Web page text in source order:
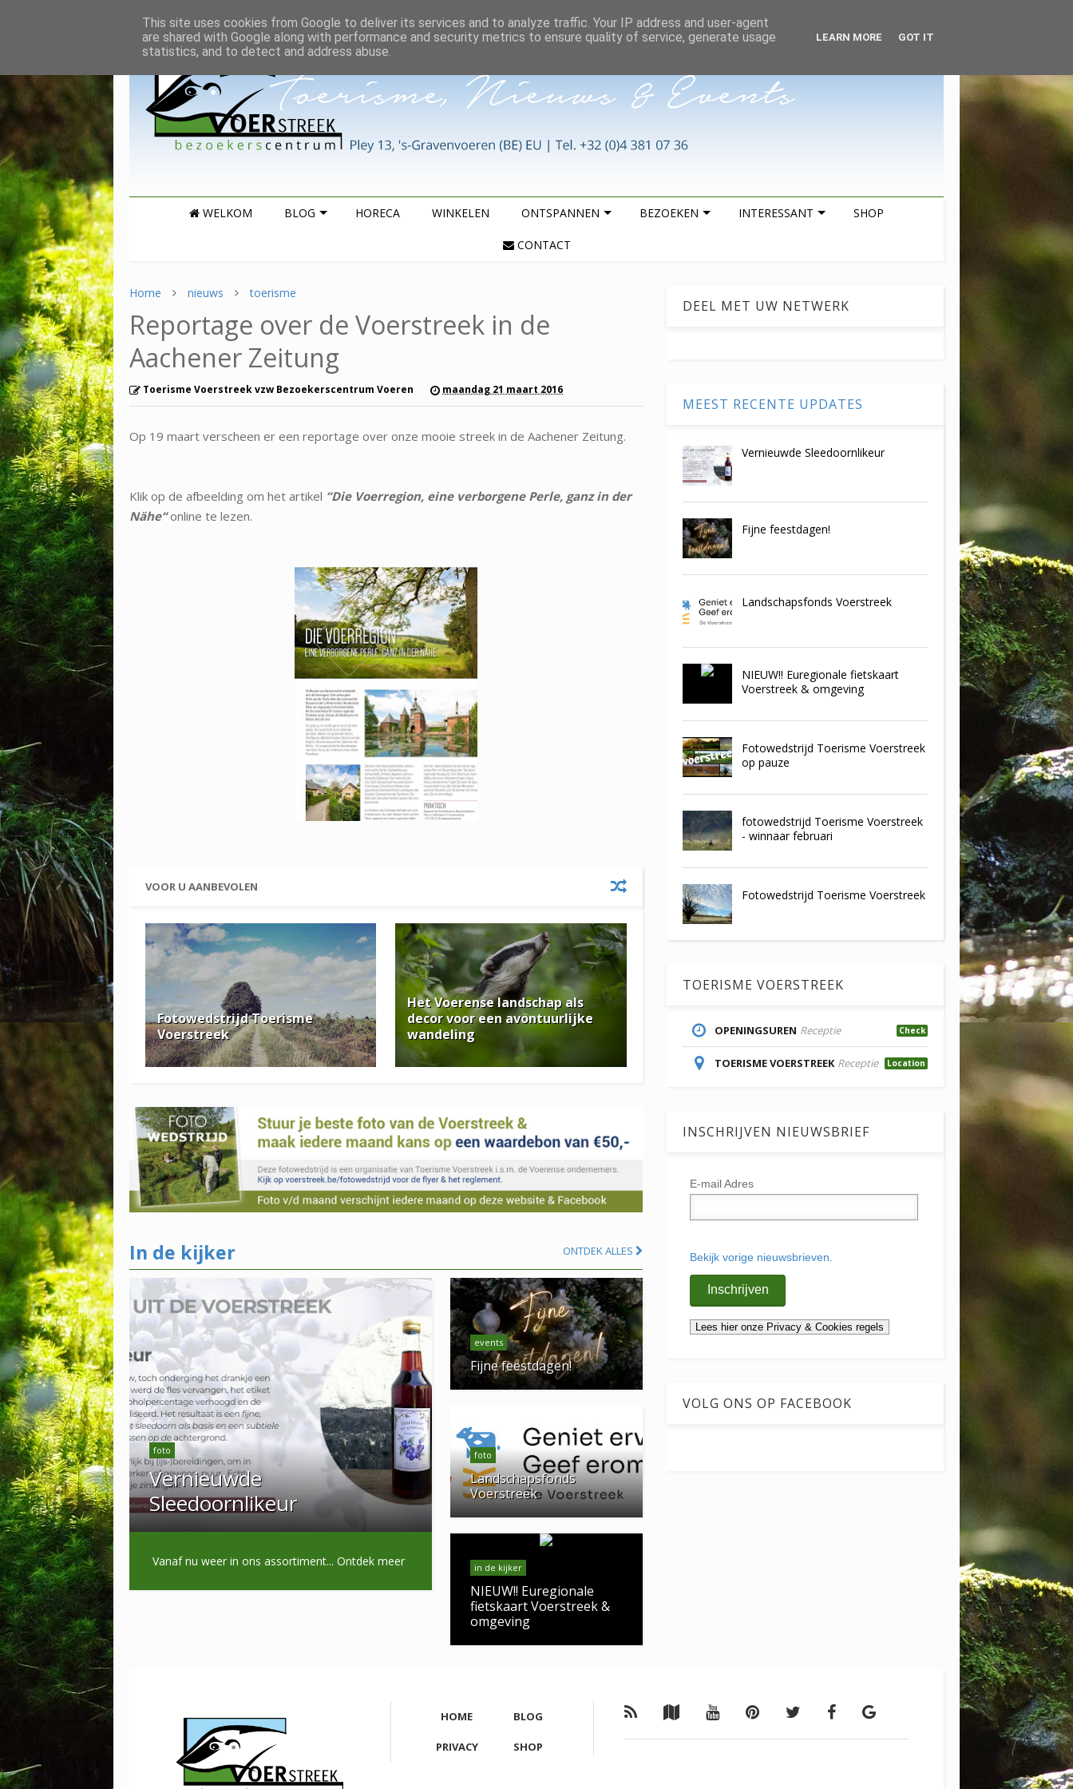
WELKOM BLOG HORECA WINKELEN ONTSPANNEN BEZOEKEN INTERESSANT SHOP
CONTACT
Home nieuws toerisme
Reportage over de Voerstreek in de
Aachener Zeitung
Toerisme Voerstreek vzw Bezoekerscentrum Voeren maandag 21 maart 2016
Op 19 maart verscheen er een reportage over onze mooie streek in de Aachener Zeitung.
Klik op de afbeelding om het artikel “Die Voerregion, eine verborgene Perle, ganz in der
Nähe“online te lezen.
VOOR U AANBEVOLEN
Fotowedstrijd Toerisme
Voerstreek
Het Voerense landschap als
decor voor een avontuurlijke
wandeling
In de kijker ONTDEK ALLES
foto
Vernieuwde
Sleedoornlikeur
Vanaf nu weer in ons assortiment... Ontdek meer
events
Fijne feestdagen!
foto
Landschapsfonds
Voerstreek
in de kijker
NIEUW!! Euregionale
fietskaart Voerstreek &
omgeving
DEEL MET UW NETWERK
MEEST RECENTE UPDATES
Vernieuwde Sleedoornlikeur
Fijne feestdagen!
Landschapsfonds Voerstreek
NIEUW!! Euregionale fietskaart
Voerstreek & omgeving
Fotowedstrijd Toerisme Voerstreek
op pauze
fotowedstrijd Toerisme Voerstreek
- winnaar februari
Fotowedstrijd Toerisme Voerstreek
TOERISME VOERSTREEK
OPENINGSUREN Receptie Check
TOERISME VOERSTREEK Receptie Location
INSCHRIJVEN NIEUWSBRIEF
E-mail Adres
Bekijk vorige nieuwsbrieven.
VOLG ONS OP FACEBOOK
HOME BLOG
PRIVACY SHOP
This site uses cookies from Google to deliver its services and to analyze traffic. Your IP address and user-agent
are shared with Google along with performance and security metrics to ensure quality of service, generate usage
statistics, and to detect and address abuse.
LEARN MORE GOT IT